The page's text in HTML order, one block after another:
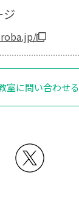
ジ
室に問い合わせる